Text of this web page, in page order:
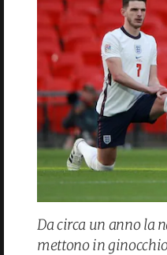
Da circa un anno la
mettono in